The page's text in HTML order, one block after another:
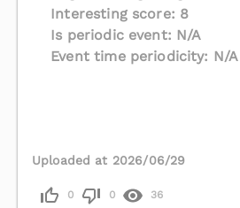
Interesting score: 8
Is periodic event: N/A
Event time periodicity: N/A
Uploaded at 2026/06/29
0 0 36